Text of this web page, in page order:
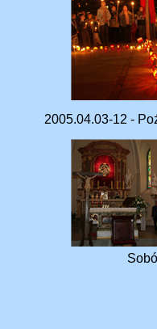
2005.04.03-12 -